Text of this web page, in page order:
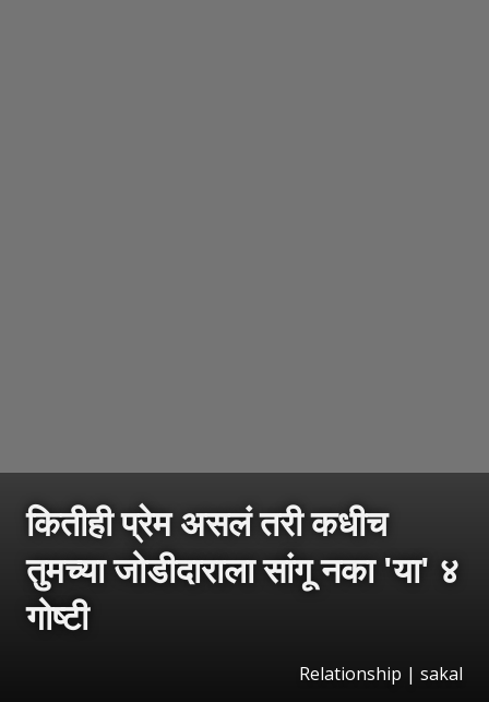
कितीही प्रेम असलं तरी कधीच
तुमच्या जोडीदाराला सांगू नका 'या' ४
गोष्टी
Relationship | sakal